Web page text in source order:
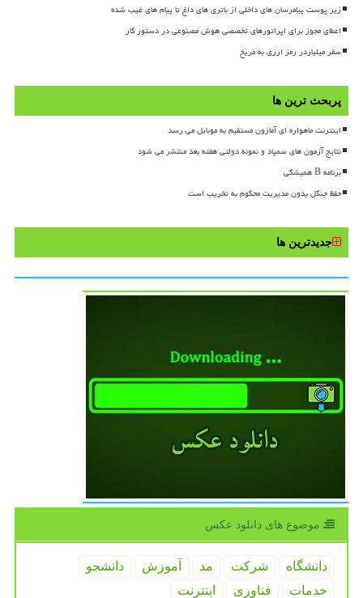
زیر پوست پیامرسان های داخلی از باتری های داغ تا پیام های غیب شده
اعطای مجوز برای اپراتورهای تخصصی هوش مصنوعی در دستور کار
سفر میلیاردر رمز ارزی به مریخ
پربحث ترین ها
اینترنت ماهواره ای آمازون مستقیم به موبایل می رسد
نتایج آزمون های سمپاد و نمونه دولتی هفته بعد منتشر می شود
برنامه B همیشگی
حفظ جنگل بدون مدیریت محکوم به تخریب است
جدیدترین ها
موضوع های دانلود عكس
دانشگاه شركت مد آموزش
دانشجو
خدمات
فناوری اینترنت